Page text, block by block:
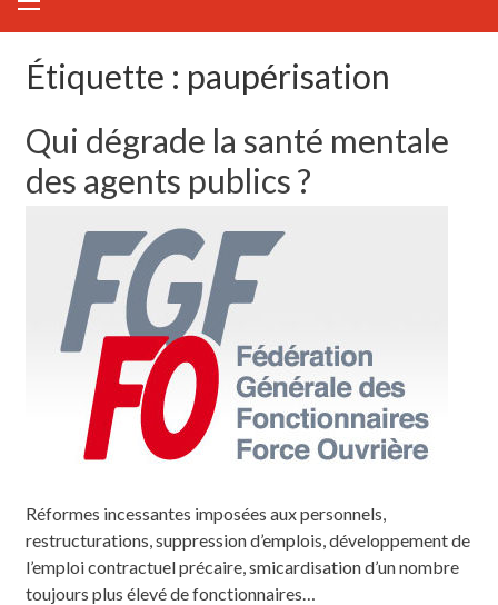
Étiquette : paupérisation
Qui dégrade la santé mentale
des agents publics ?
Réformes incessantes imposées aux personnels,
restructurations, suppression d’emplois, développement de
l’emploi contractuel précaire, smicardisation d’un nombre
toujours plus élevé de fonctionnaires…